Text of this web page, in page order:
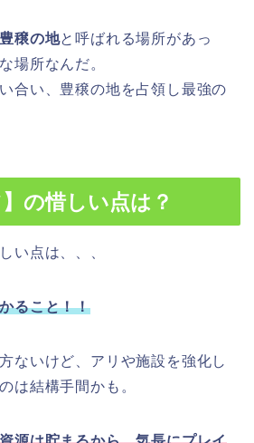
豊穣の地と呼ばれる場所があっ
場所なんだ。
合い、豊穣の地を占領し最強の
】の惜しい点は？
い点は、、、
ること！！
ないけど、アリや施設を強化し
は結構手間かも。